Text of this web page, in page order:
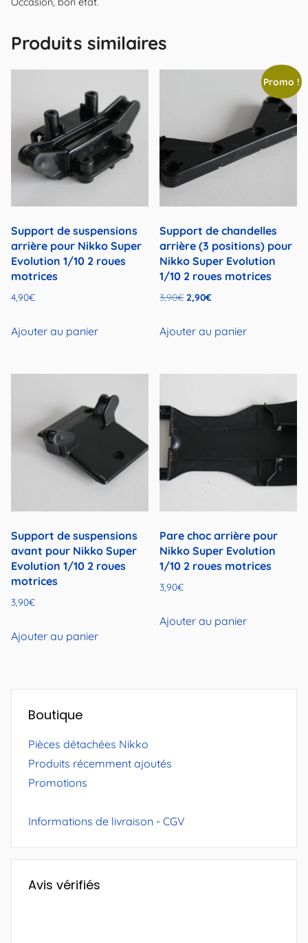
Produits similaires
Support de suspensions
arrière pour Nikko Super
Evolution 1/10 2 roues
motrices
4,90€
Ajouter au panier
Promo !
Support de chandelles
arrière (3 positions) pour
Nikko Super Evolution
1/10 2 roues motrices
3,90€ Le
initial
2,90€Le
actuel
Ajouter au panier
Support de suspensions
avant pour Nikko Super
Evolution 1/10 2 roues
motrices
3,90€
Ajouter au panier
Pare choc arrière pour
Nikko Super Evolution
1/10 2 roues motrices
3,90€
Ajouter au panier
Boutique
Pièces détachées Nikko
Produits récemment ajoutés
Promotions
Informations de livraison - CGV
Avis vérifiés